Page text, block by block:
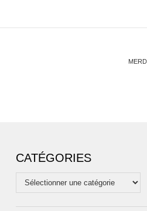
CATÉGORIES
Catégories